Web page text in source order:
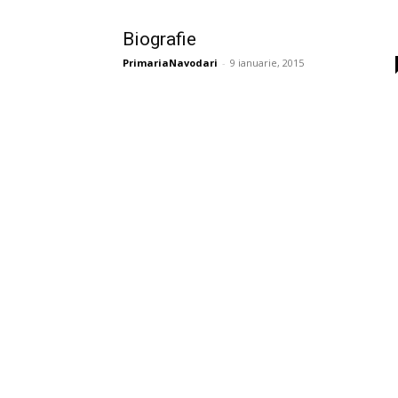
Biografie
PrimariaNavodari - 9 ianuarie, 2015